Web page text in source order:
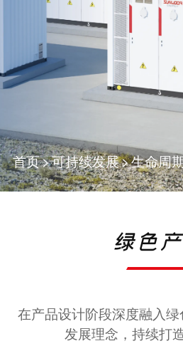
首页>可持续发展>生命周
绿色
在产品设计阶段深度融入
发展理念，持续打